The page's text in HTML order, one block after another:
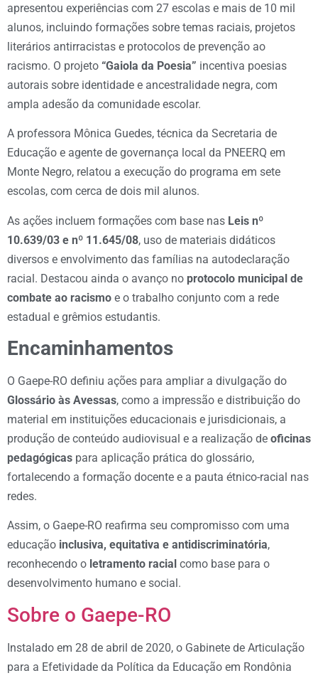
apresentou experiências com 27 escolas e mais de 10 mil
alunos, incluindo formações sobre temas raciais, projetos
literários antirracistas e protocolos de prevenção ao
racismo. O projeto “Gaiola da Poesia” incentiva poesias
autorais sobre identidade e ancestralidade negra, com
ampla adesão da comunidade escolar.
A professora Mônica Guedes, técnica da Secretaria de
Educação e agente de governança local da PNEERQ em
Monte Negro, relatou a execução do programa em sete
escolas, com cerca de dois mil alunos.
As ações incluem formações com base nas Leis nº
10.639/03 e nº 11.645/08, uso de materiais didáticos
diversos e envolvimento das famílias na autodeclaração
racial. Destacou ainda o avanço no protocolo municipal de
combate ao racismo e o trabalho conjunto com a rede
estadual e grêmios estudantis.
Encaminhamentos
O Gaepe-RO definiu ações para ampliar a divulgação do
Glossário às Avessas, como a impressão e distribuição do
material em instituições educacionais e jurisdicionais, a
produção de conteúdo audiovisual e a realização de oficinas
pedagógicas para aplicação prática do glossário,
fortalecendo a formação docente e a pauta étnico-racial nas
redes.
Assim, o Gaepe-RO reafirma seu compromisso com uma
educação inclusiva, equitativa e antidiscriminatória,
reconhecendo o letramento racial como base para o
desenvolvimento humano e social.
Sobre o Gaepe-RO
Instalado em 28 de abril de 2020, o Gabinete de Articulação
para a Efetividade da Política da Educação em Rondônia